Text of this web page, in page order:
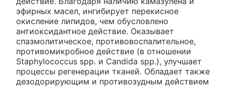
эфирных масел, ингибирует перекисное
окисление липидов, чем обусловлено
антиоксидантное действие. Оказывает
спазмолитическое, противовоспалительное,
противомикробное действие (в отношении
Staphylococcus spp. и Candida spp.), улучшает
процессы регенерации тканей. Обладает также
дезодорирующим и противозудным действием